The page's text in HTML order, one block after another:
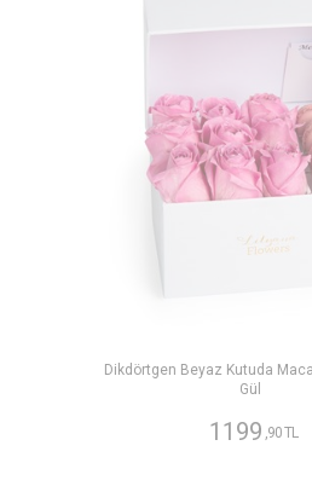
Dikdörtgen Beyaz Kutuda
Gül
1199 ,90 TL